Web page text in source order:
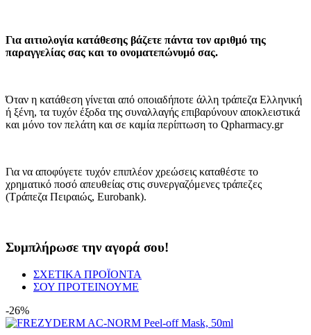
Για αιτιολογία κατάθεσης βάζετε πάντα τον αριθμό της
παραγγελίας σας και το ονοματεπώνυμό σας.
Όταν η κατάθεση γίνεται από οποιαδήποτε άλλη τράπεζα Ελληνική
ή ξένη, τα τυχόν έξοδα της συναλλαγής επιβαρύνουν αποκλειστικά
και μόνο τον πελάτη και σε καμία περίπτωση το Qpharmacy.gr
Για να αποφύγετε τυχόν επιπλέον χρεώσεις καταθέστε το
χρηματικό ποσό απευθείας στις συνεργαζόμενες τράπεζες
(Τράπεζα Πειραιώς, Eurobank).
Συμπλήρωσε την αγορά σου!
ΣΧΕΤΙΚΑ ΠΡΟΪΟΝΤΑ
ΣΟΥ ΠΡΟΤΕΙΝΟΥΜΕ
-26%